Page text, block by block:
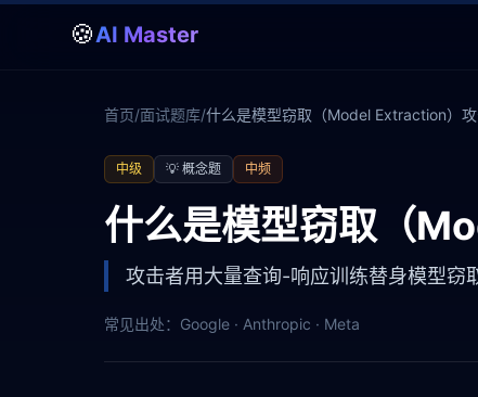
🍪AI Master
首页/面试题库/什么是模型窃取（Model Extraction）攻
中级 💡 概念题 中频
什么是模型窃取（
攻击者用大量查询-响应训练替身模型窃
常见出处： Google · Anthropic · Meta